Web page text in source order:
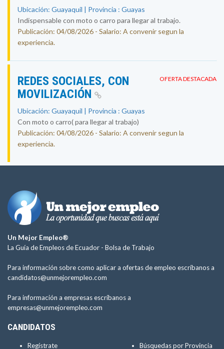
Ubicación: Guayaquil | Provincia : Guayas
Indispensable con moto o carro para llegar al trabajo.
Publicación: 04/08/2026 - Salario: A convenir segun la
experiencia.
OFERTA DESTACADA
REDES SOCIALES, CON
MOVILIZACIÓN
Ubicación: Guayaquil | Provincia : Guayas
Con moto o carro( para llegar al trabajo)
Publicación: 04/08/2026 - Salario: A convenir segun la
experiencia.
Un Mejor Empleo®
La Guía de Empleos de Ecuador - Bolsa de Trabajo
Para información sobre como aplicar a ofertas de empleo escríbanos a
candidatos@unmejorempleo.com
Para información a empresas escríbanos a
empresas@unmejorempleo.com
CANDIDATOS
Regístrate Búsquedas por Provincia